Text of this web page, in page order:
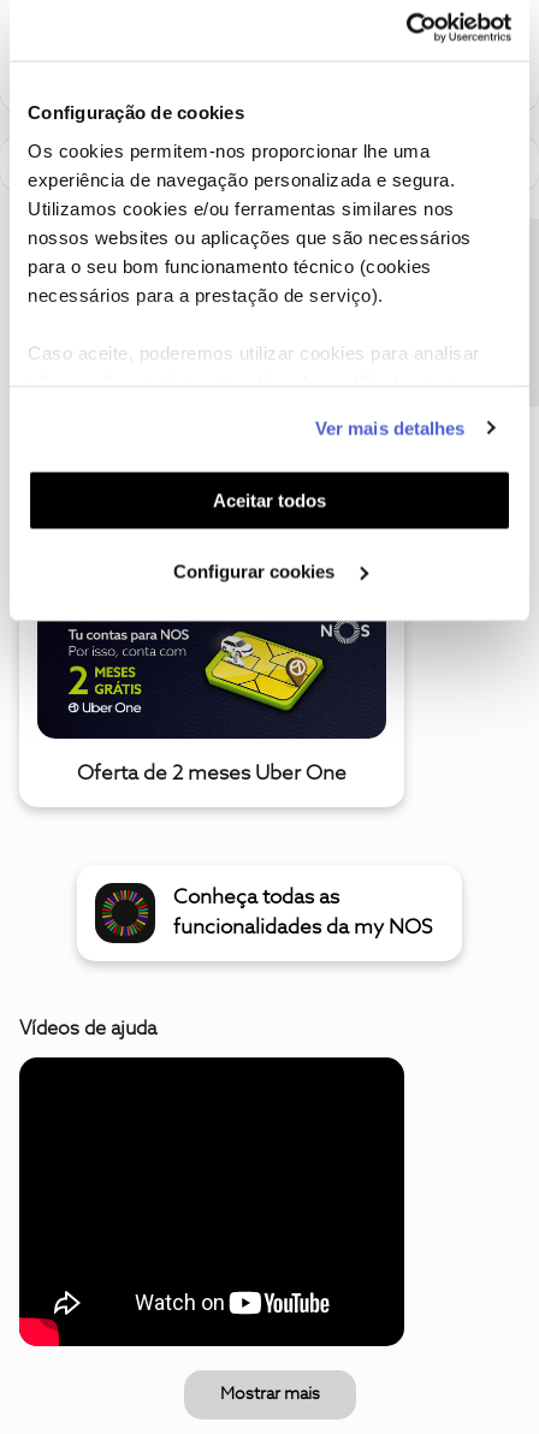
Configuração de cookies
Os cookies permitem-nos proporcionar lhe uma
experiência de navegação personalizada e segura.
Utilizamos cookies e/ou ferramentas similares nos
nossos websites ou aplicações que são necessários
para o seu bom funcionamento técnico (cookies
necessários para a prestação de serviço).
Caso aceite, poderemos utilizar cookies para analisar
funcionalidades (cookies de personalização e
funcionalidade) e adaptar anúncios aos seus interesses
(cookies de publicidade personalizada). Pode gerir a
utilização dos cookies clicando em "Configurar
Ver mais detalhes
Aceitar todos
Configurar cookies
Siga os perfis da moderação, através da opção "Seguir", para estar
Oferta de 2 meses Uber One
Conheça todas as
funcionalidades da my NOS
Vídeos de ajuda
Mostrar mais